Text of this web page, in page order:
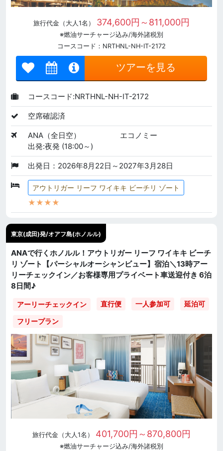
旅行代金（大人1名） 374,600円～811,000円
※燃油サーチャージ込み/海外諸税別
コースコード：NRTHNL-NH-IT-2172
ツアーを見る
コースコード:NRTHNL-NH-IT-2172
空席確認済
ANA（全日空）
エコノミー
出発:夜発 (18:00～)
出発日：2026年8月22日～2027年3月28日
アウトリガー リーフ ワイキキ ビーチリ ゾート
★★★★
東京(成田)発/オアフ島(ホノルル)
ANAで行くホノルル！アウトリガー リーフ ワイキキ ビーチ
リ ゾート【パーシャルオーシャンビュー】宿泊＼13時アー
リーチェックイン／お客様専用プライベート車送迎付き 6泊
8日間♪
アーリーチェックイン 直行便 一人参加可 延泊可
フリープラン
旅行代金（大人1名） 401,700円～870,800円
※燃油サーチャージ込み/海外諸税別